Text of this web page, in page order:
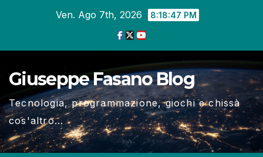
Ven. Ago 7th, 2026 8:18:47 PM
Giuseppe Fasano Blog
Tecnologia, programmazione, giochi e chissà
cos'altro...